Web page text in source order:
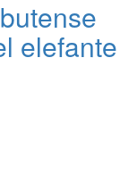
elefante